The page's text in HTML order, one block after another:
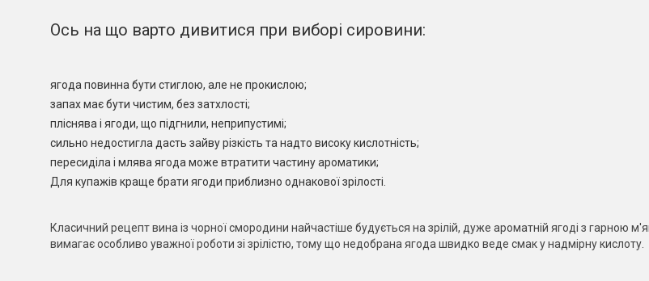
Ось на що варто дивитися при виборі сировини:
ягода повинна бути стиглою, але не прокислою;
запах має бути чистим, без затхлості;
пліснява і ягоди, що підгнили, неприпустимі;
сильно недостигла дасть зайву різкість та надто високу кислотність;
пересиділа і млява ягода може втратити частину ароматики;
Для купажів краще брати ягоди приблизно однакової зрілості.
Класичний рецепт вина із чорної смородини найчастіше будується на зрілій, дуже ароматній ягоді з гарною
вимагає особливо уважної роботи зі зрілістю, тому що недобрана ягода швидко веде смак у надмірну кислоту.